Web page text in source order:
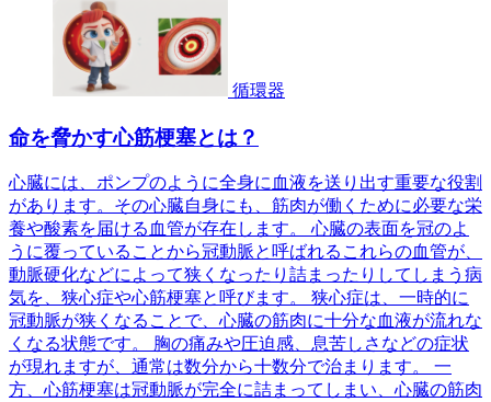
循環器
命を脅かす心筋梗塞とは？
心臓には、ポンプのように全身に血液を送り出す重要な役割
があります。その心臓自身にも、筋肉が働くために必要な栄
養や酸素を届ける血管が存在します。 心臓の表面を冠のよ
うに覆っていることから冠動脈と呼ばれるこれらの血管が、
動脈硬化などによって狭くなったり詰まったりしてしまう病
気を、狭心症や心筋梗塞と呼びます。 狭心症は、一時的に
冠動脈が狭くなることで、心臓の筋肉に十分な血液が流れな
くなる状態です。 胸の痛みや圧迫感、息苦しさなどの症状
が現れますが、通常は数分から十数分で治まります。 一
方、心筋梗塞は冠動脈が完全に詰まってしまい、心臓の筋肉